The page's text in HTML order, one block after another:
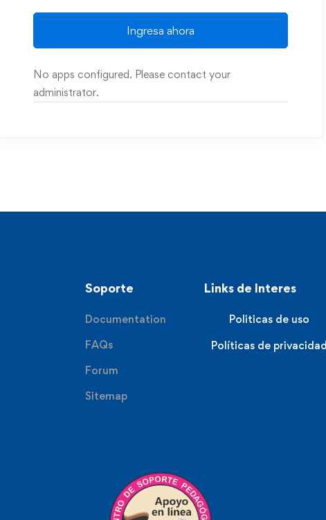
Ingresa ahora
No apps configured. Please contact your
administrator.
Soporte
Documentation
FAQs
Forum
Sitemap
Links de Interes
Politicas de uso
Políticas de privacidad